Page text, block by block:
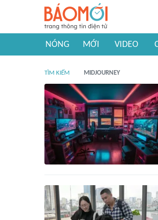
NÓNG MỚI VIDEO
TÌM KIẾM MIDJOURNEY